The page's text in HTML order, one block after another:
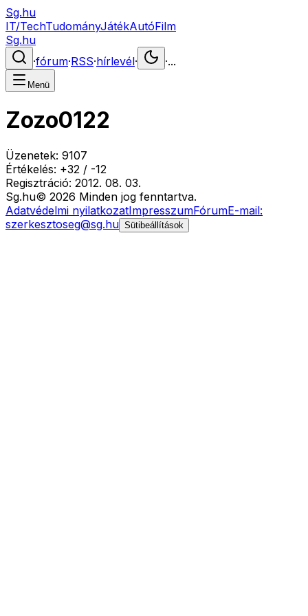
Sg.hu
IT/TechTudományJátékAutóFilm
Sg.hu
·fórum·RSS·hírlevél· ·...
Menü
Zozo0122
Üzenetek: 9107
Értékelés: +32 / -12
Regisztráció: 2012. 08. 03.
Sg.hu© 2026 Minden jog fenntartva.
Adatvédelmi nyilatkozatImpresszumFórumE-mail:
szerkesztoseg@sg.hu Sütibeállítások